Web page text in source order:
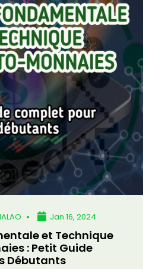
Jan 16, 2024
et Technique
: Petit Guide
Débutants